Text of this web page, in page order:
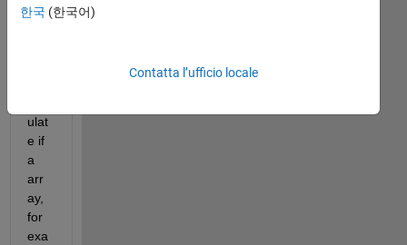
to
ulat
e if
a
arr
ay,
for
exa
한국 (한국어)
Contatta l’ufficio locale